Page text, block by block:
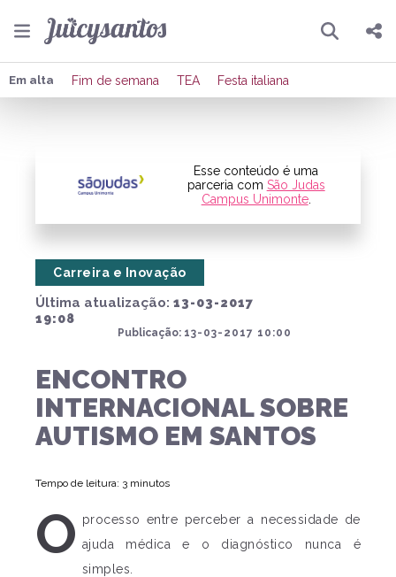
Pesquisar
Compartilhar
Publicar no Facebook
Em alta Fim de semana TEA Festa italiana
Esse conteúdo é uma
parceria com São Judas
Campus Unimonte.
Última atualização: 13-03-2017
19:08
Publicação: 13-03-2017 10:00
Carreira e Inovação
ENCONTRO
INTERNACIONAL SOBRE
AUTISMO EM SANTOS
Tempo de leitura: 3 minutos
O processo entre perceber a necessidade de
ajuda médica e o diagnóstico nunca é
simples.